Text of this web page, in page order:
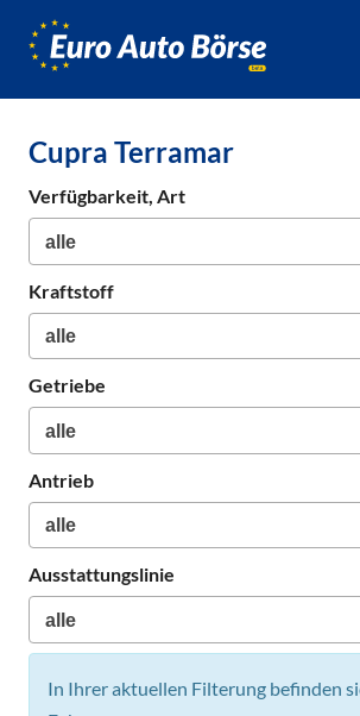
Börse,
Neuwagen
Cupra Terramar
Verfügbarkeit, Art
Kraftstoff
Getriebe
Antrieb
Ausstattungslinie
In Ihrer aktuellen Filterung befinden